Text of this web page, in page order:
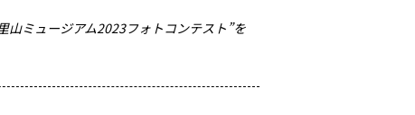
山ミュージアム2023フォトコンテスト”を